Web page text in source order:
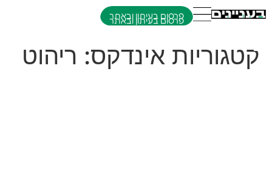
פרסום בעיתון ובאתר
קטגוריות אינדקס: ריהוט